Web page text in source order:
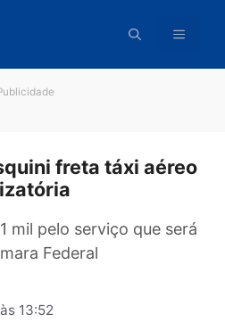
freta táxi
31 mil pelo serviço que
Federal